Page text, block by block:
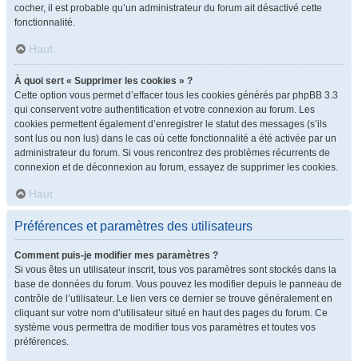
cocher, il est probable qu’un administrateur du forum ait désactivé cette
fonctionnalité.
Haut
À quoi sert « Supprimer les cookies » ?
Cette option vous permet d’effacer tous les cookies générés par phpBB 3.3
qui conservent votre authentification et votre connexion au forum. Les
cookies permettent également d’enregistrer le statut des messages (s’ils
sont lus ou non lus) dans le cas où cette fonctionnalité a été activée par un
administrateur du forum. Si vous rencontrez des problèmes récurrents de
connexion et de déconnexion au forum, essayez de supprimer les cookies.
Haut
Préférences et paramètres des utilisateurs
Comment puis-je modifier mes paramètres ?
Si vous êtes un utilisateur inscrit, tous vos paramètres sont stockés dans la
base de données du forum. Vous pouvez les modifier depuis le panneau de
contrôle de l’utilisateur. Le lien vers ce dernier se trouve généralement en
cliquant sur votre nom d’utilisateur situé en haut des pages du forum. Ce
système vous permettra de modifier tous vos paramètres et toutes vos
préférences.